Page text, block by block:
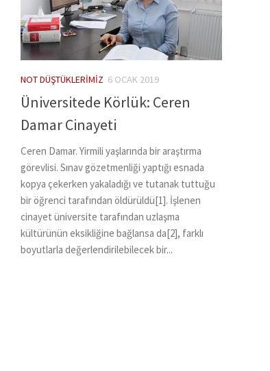
NOT DÜŞTÜKLERIMIZ 6 OCAK 2019
Üniversitede Körlük: Ceren
Damar Cinayeti
Ceren Damar. Yirmili yaşlarında bir araştırma
görevlisi. Sınav gözetmenliği yaptığı esnada
kopya çekerken yakaladığı ve tutanak tuttuğu
bir öğrenci tarafından öldürüldü[1]. İşlenen
cinayet üniversite tarafından uzlaşma
kültürünün eksikliğine bağlansa da[2], farklı
boyutlarla değerlendirilebilecek bir...